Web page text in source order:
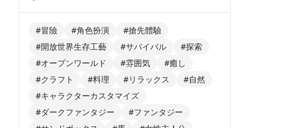
#冒險 #角色扮演
#搶先體驗
#開放世界生存工藝
#サバイバル
#探索
#オープンワールド
#雰囲気
#癒し
#クラフト
#料理 #リラックス
#自然
#キャラクターカスタマイズ
#ダークファンタジー
#ファンタジー